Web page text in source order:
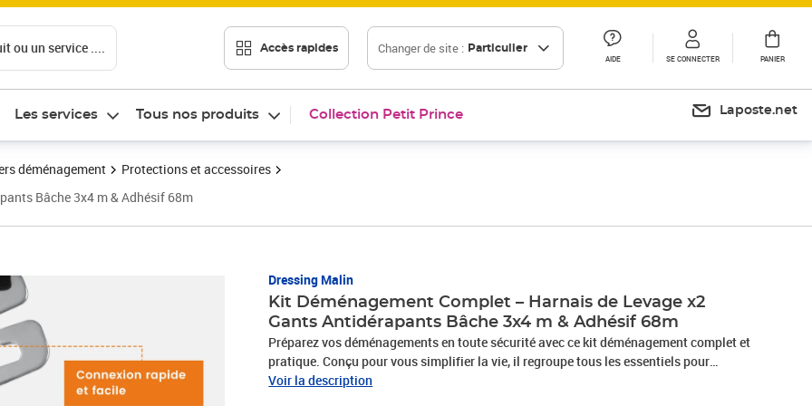
ou un service .... Accès rapides Changer de site : Particulier
AIDE SE CONNECTER PANIER
Les services Tous nos produits Collection Petit Prince Laposte.net
déménagement
Protections et accessoires
Bâche 3x4 m & Adhésif 68m
Dressing Malin
Kit Déménagement Complet – Harnais de Levage x2
Gants Antidérapants Bâche 3x4 m & Adhésif 68m
Préparez vos déménagements en toute sécurité avec ce kit déménagement complet et
pratique. Conçu pour vous simplifier la vie, il regroupe tous les essentiels pour
manipuler, protéger et sécuriser vos biens.✅ 2 harnais de levage avec sangle réglable
Voir la description